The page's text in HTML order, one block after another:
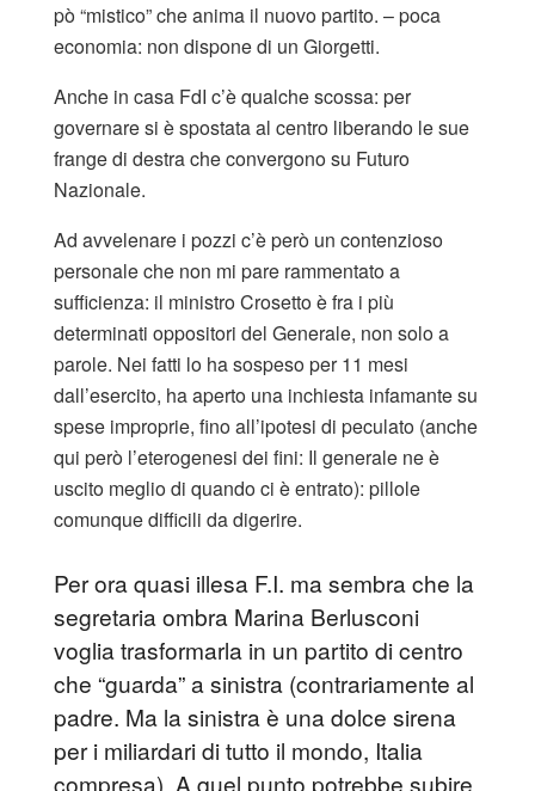
pò “mistico” che anima il nuovo partito. – poca
economia: non dispone di un Giorgetti.
Anche in casa FdI c’è qualche scossa: per
governare si è spostata al centro liberando le sue
frange di destra che convergono su Futuro
Nazionale.
Ad avvelenare i pozzi c’è però un contenzioso
personale che non mi pare rammentato a
sufficienza: il ministro Crosetto è fra i più
determinati oppositori del Generale, non solo a
parole. Nei fatti lo ha sospeso per 11 mesi
dall’esercito, ha aperto una inchiesta infamante su
spese improprie, fino all’ipotesi di peculato (anche
qui però l’eterogenesi dei fini: Il generale ne è
uscito meglio di quando ci è entrato): pillole
comunque difficili da digerire.
Per ora quasi illesa F.I. ma sembra che la
segretaria ombra Marina Berlusconi
voglia trasformarla in un partito di centro
che “guarda” a sinistra (contrariamente al
padre. Ma la sinistra è una dolce sirena
per i miliardari di tutto il mondo, Italia
compresa). A quel punto potrebbe subire